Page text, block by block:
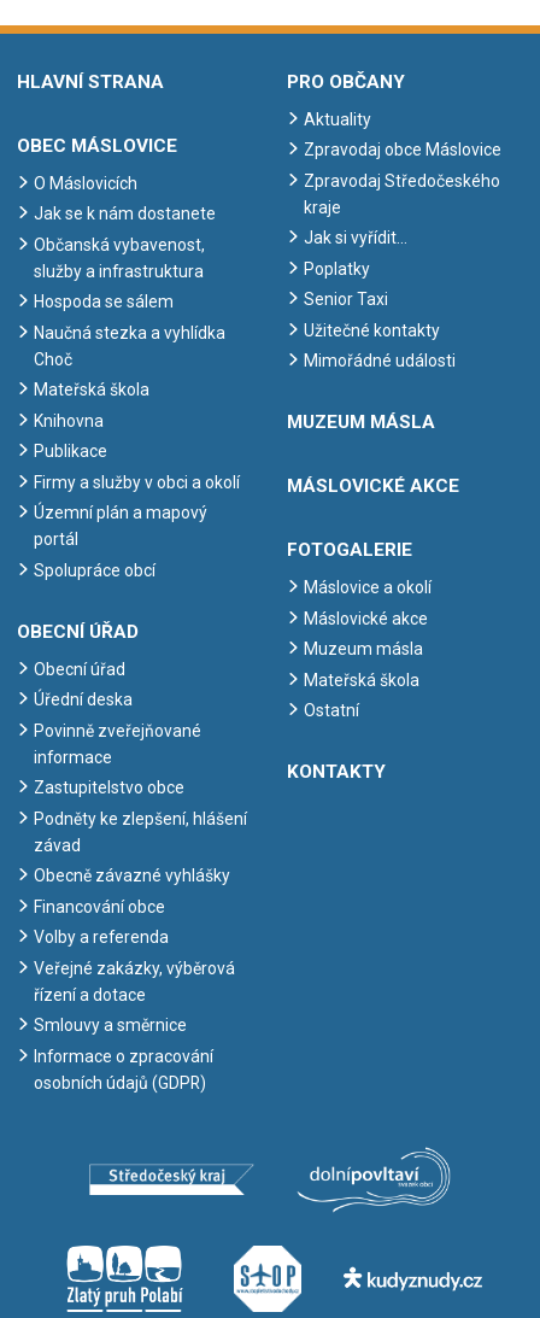
HLAVNÍ STRANA
OBEC MÁSLOVICE
O Máslovicích
Jak se k nám dostanete
Občanská vybavenost,
služby a infrastruktura
Hospoda se sálem
Naučná stezka a vyhlídka
Choč
Mateřská škola
Knihovna
Publikace
Firmy a služby v obci a okolí
Územní plán a mapový
portál
Spolupráce obcí
OBECNÍ ÚŘAD
Obecní úřad
Úřední deska
Povinně zveřejňované
informace
Zastupitelstvo obce
Podněty ke zlepšení, hlášení
závad
Obecně závazné vyhlášky
Financování obce
Volby a referenda
Veřejné zakázky, výběrová
řízení a dotace
Smlouvy a směrnice
Informace o zpracování
osobních údajů (GDPR)
PRO OBČANY
Aktuality
Zpravodaj obce Máslovice
Zpravodaj Středočeského
kraje
Jak si vyřídit…
Poplatky
Senior Taxi
Užitečné kontakty
Mimořádné události
MUZEUM MÁSLA
MÁSLOVICKÉ AKCE
FOTOGALERIE
Máslovice a okolí
Máslovické akce
Muzeum másla
Mateřská škola
Ostatní
KONTAKTY